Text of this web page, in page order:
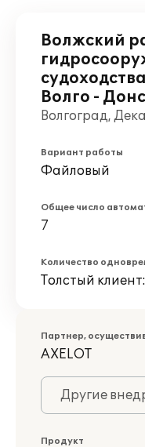
Волжский
Волго -
Волгоград,
Вариант работы
Файловый
Общее число
7
Количество
Толстый
Партнер,
AXELOT
Другие
Продукт